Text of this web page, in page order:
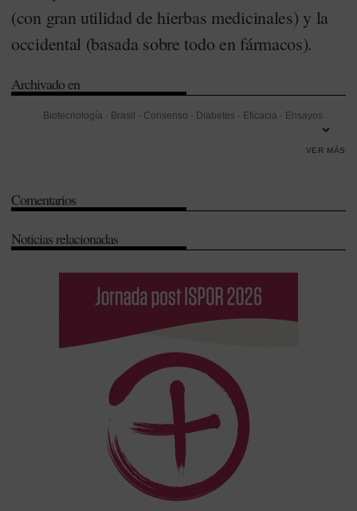
(con gran utilidad de hierbas medicinales) y la
occidental (basada sobre todo en fármacos).
Archivado en
Biotecnología - Brasil - Consenso - Diabetes - Eficacia - Ensayos
Unión Europea (UE)
VER MÁS
Comentarios
Noticias relacionadas